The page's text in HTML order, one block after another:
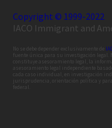
Copyright © 1999-2022
IACO Immigrant and
No se debe depender exclusivamente de
fuente única para su investigación legal.
constituye asesoramiento legal, la
asesoramiento legal independiente
cada caso individual, en investigación
jurisprudencia, orientación política y
federal.